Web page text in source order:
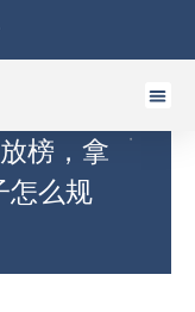
榜，拿
怎么规